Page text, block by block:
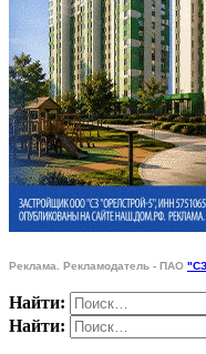
Реклама. Рекламодатель - ПАО
Найти:
Найти: